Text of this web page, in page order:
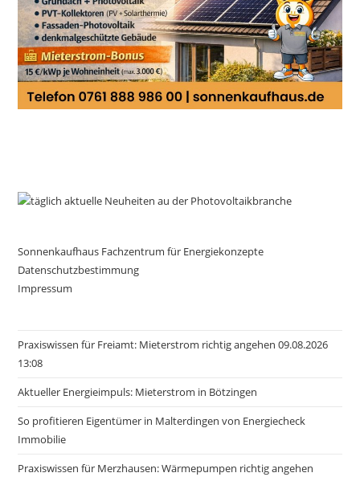
Sonnenkaufhaus Fachzentrum für Energiekonzepte
Datenschutzbestimmung
Impressum
Praxiswissen für Freiamt: Mieterstrom richtig angehen 09.08.2026
13:08
Aktueller Energieimpuls: Mieterstrom in Bötzingen
So profitieren Eigentümer in Malterdingen von Energiecheck
Immobilie
Praxiswissen für Merzhausen: Wärmepumpen richtig angehen